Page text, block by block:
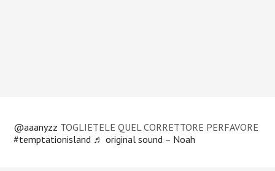
@aaanyzz TOGLIETELE QUEL CORRETTORE PERFAVORE
#temptationisland ♬ original sound – Noah